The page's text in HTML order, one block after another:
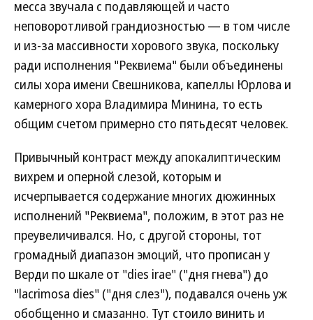
месса звучала с подавляющей и часто
неповоротливой грандиозностью — в том числе
и из-за массивности хорового звука, поскольку
ради исполнения "Реквиема" были объединены
силы хора имени Свешникова, капеллы Юрлова и
камерного хора Владимира Минина, то есть
общим счетом примерно сто пятьдесят человек.
Привычный контраст между апокалиптическим
вихрем и оперной слезой, которым и
исчерпывается содержание многих дюжинных
исполнений "Реквиема", положим, в этот раз не
преувеличивался. Но, с другой стороны, тот
громадный диапазон эмоций, что прописан у
Верди по шкале от "dies irae" ("дня гнева") до
"lacrimosa dies" ("дня слез"), подавался очень уж
обобщенно и смазанно. Тут стоило винить и